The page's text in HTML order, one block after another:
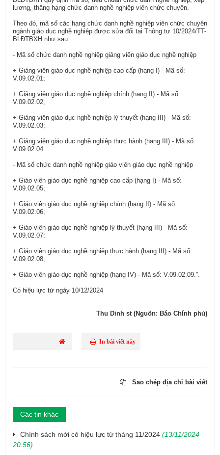
lương, thăng hạng chức danh nghề nghiệp viên chức chuyên.
Theo đó, mã số các hạng chức danh nghề nghiệp viên chức chuyên
ngành giáo dục nghề nghiệp được sửa đổi tại Thông tư 10/2024/TT-
BLĐTBXH như sau:
- Mã số chức danh nghề nghiệp giảng viên giáo dục nghề nghiệp
+ Giảng viên giáo dục nghề nghiệp cao cấp (hạng I) - Mã số:
V.09.02.01;
+ Giảng viên giáo dục nghề nghiệp chính (hạng II) - Mã số:
V.09.02.02;
+ Giảng viên giáo dục nghề nghiệp lý thuyết (hạng III) - Mã số:
V.09.02.03;
+ Giảng viên giáo dục nghề nghiệp thực hành (hạng III) - Mã số:
V.09.02.04.
- Mã số chức danh nghề nghiệp giáo viên giáo dục nghề nghiệp
+ Giáo viên giáo dục nghề nghiệp cao cấp (hạng I) - Mã số:
V.09.02.05;
+ Giáo viên giáo dục nghề nghiệp chính (hạng II) - Mã số:
V.09.02.06;
+ Giáo viên giáo dục nghề nghiệp lý thuyết (hạng III) - Mã số:
V.09.02.07;
+ Giáo viên giáo dục nghề nghiệp thực hành (hạng III) - Mã số:
V.09.02.08;
+ Giáo viên giáo dục nghề nghiệp (hạng IV) - Mã số: V.09.02.09.”.
Có hiệu lực từ ngày 10/12/2024​
Thu Dinh st (Nguồn: Báo Chính phủ)
In bài viết này
Sao chép địa chỉ bài viết
Các tin khác
Chính sách mới có hiệu lực từ tháng 11/2024 (13/11/2024
20:56)